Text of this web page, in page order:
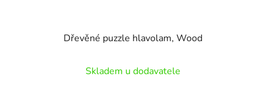
Dřevěné puzzle hlavolam, Wood
Skladem u dodavatele